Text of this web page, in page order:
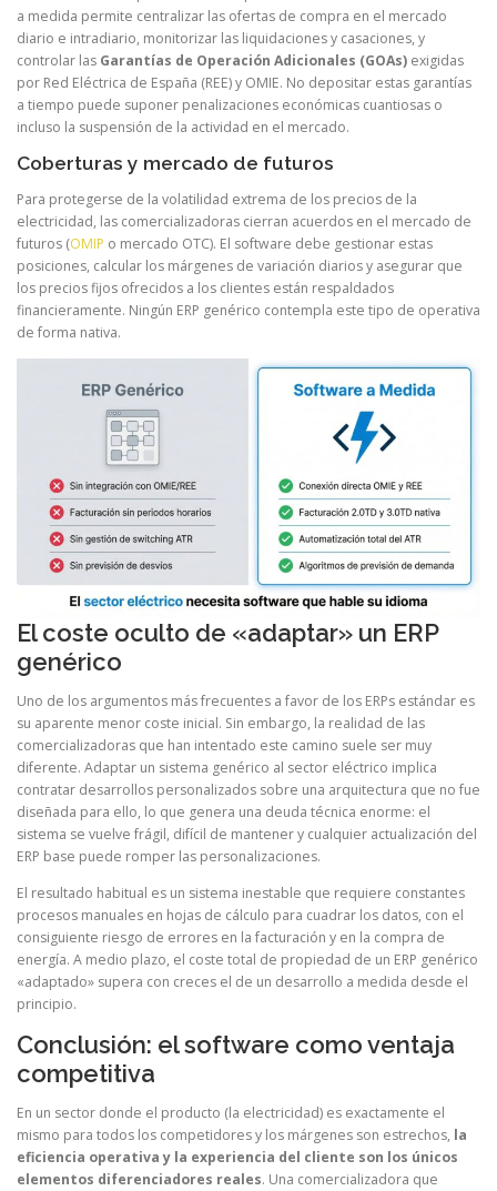
a medida permite centralizar las ofertas de compra en el mercado
diario e intradiario, monitorizar las liquidaciones y casaciones, y
controlar las Garantías de Operación Adicionales (GOAs) exigidas
por Red Eléctrica de España (REE) y OMIE. No depositar estas garantías
a tiempo puede suponer penalizaciones económicas cuantiosas o
incluso la suspensión de la actividad en el mercado.
Coberturas y mercado de futuros
Para protegerse de la volatilidad extrema de los precios de la
electricidad, las comercializadoras cierran acuerdos en el mercado de
futuros (OMIP o mercado OTC). El software debe gestionar estas
posiciones, calcular los márgenes de variación diarios y asegurar que
los precios fijos ofrecidos a los clientes están respaldados
financieramente. Ningún ERP genérico contempla este tipo de operativa
de forma nativa.
El coste oculto de «adaptar» un ERP
genérico
Uno de los argumentos más frecuentes a favor de los ERPs estándar es
su aparente menor coste inicial. Sin embargo, la realidad de las
comercializadoras que han intentado este camino suele ser muy
diferente. Adaptar un sistema genérico al sector eléctrico implica
contratar desarrollos personalizados sobre una arquitectura que no fue
diseñada para ello, lo que genera una deuda técnica enorme: el
sistema se vuelve frágil, difícil de mantener y cualquier actualización del
ERP base puede romper las personalizaciones.
El resultado habitual es un sistema inestable que requiere constantes
procesos manuales en hojas de cálculo para cuadrar los datos, con el
consiguiente riesgo de errores en la facturación y en la compra de
energía. A medio plazo, el coste total de propiedad de un ERP genérico
«adaptado» supera con creces el de un desarrollo a medida desde el
principio.
Conclusión: el software como ventaja
competitiva
En un sector donde el producto (la electricidad) es exactamente el
mismo para todos los competidores y los márgenes son estrechos, la
eficiencia operativa y la experiencia del cliente son los únicos
elementos diferenciadores reales. Una comercializadora que